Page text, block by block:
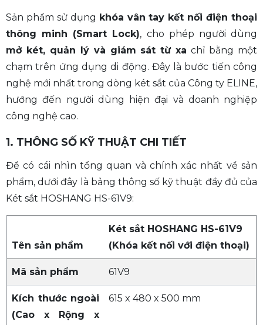
Sản phẩm sử dụng khóa vân tay kết nối điện thoại
thông minh (Smart Lock), cho phép người dùng
mở két, quản lý và giám sát từ xa chỉ bằng một
chạm trên ứng dụng di động. Đây là bước tiến công
nghệ mới nhất trong dòng két sắt của Công ty ELINE,
hướng đến người dùng hiện đại và doanh nghiệp
công nghệ cao.
1. THÔNG SỐ KỸ THUẬT CHI TIẾT
Để có cái nhìn tổng quan và chính xác nhất về sản
phẩm, dưới đây là bảng thông số kỹ thuật đầy đủ của
Két sắt HOSHANG HS-61V9:
Tên sản phẩm
Két sắt HOSHANG HS-61V9
(Khóa kết nối với điện thoại)
Mã sản phẩm 61V9
Kích thước ngoài
(Cao x Rộng x
615 x 480 x 500 mm